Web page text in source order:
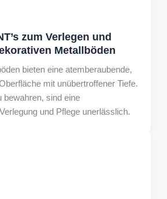
zum Verlegen und
Metallböden
bieten eine atemberaubende,
mit unübertroffener Tiefe.
bewahren, sind eine
und Pflege unerlässlich.